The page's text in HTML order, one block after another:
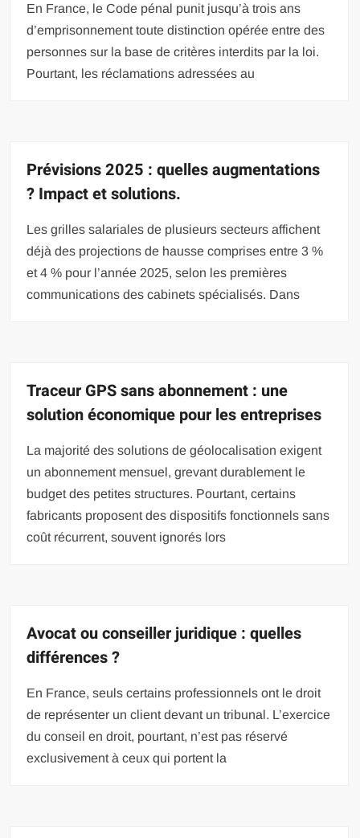
En France, le Code pénal punit jusqu’à trois ans
d’emprisonnement toute distinction opérée entre des
personnes sur la base de critères interdits par la loi.
Pourtant, les réclamations adressées au
Prévisions 2025 : quelles augmentations
? Impact et solutions.
Les grilles salariales de plusieurs secteurs affichent
déjà des projections de hausse comprises entre 3 %
et 4 % pour l’année 2025, selon les premières
communications des cabinets spécialisés. Dans
Traceur GPS sans abonnement : une
solution économique pour les entreprises
La majorité des solutions de géolocalisation exigent
un abonnement mensuel, grevant durablement le
budget des petites structures. Pourtant, certains
fabricants proposent des dispositifs fonctionnels sans
coût récurrent, souvent ignorés lors
Avocat ou conseiller juridique : quelles
différences ?
En France, seuls certains professionnels ont le droit
de représenter un client devant un tribunal. L’exercice
du conseil en droit, pourtant, n’est pas réservé
exclusivement à ceux qui portent la